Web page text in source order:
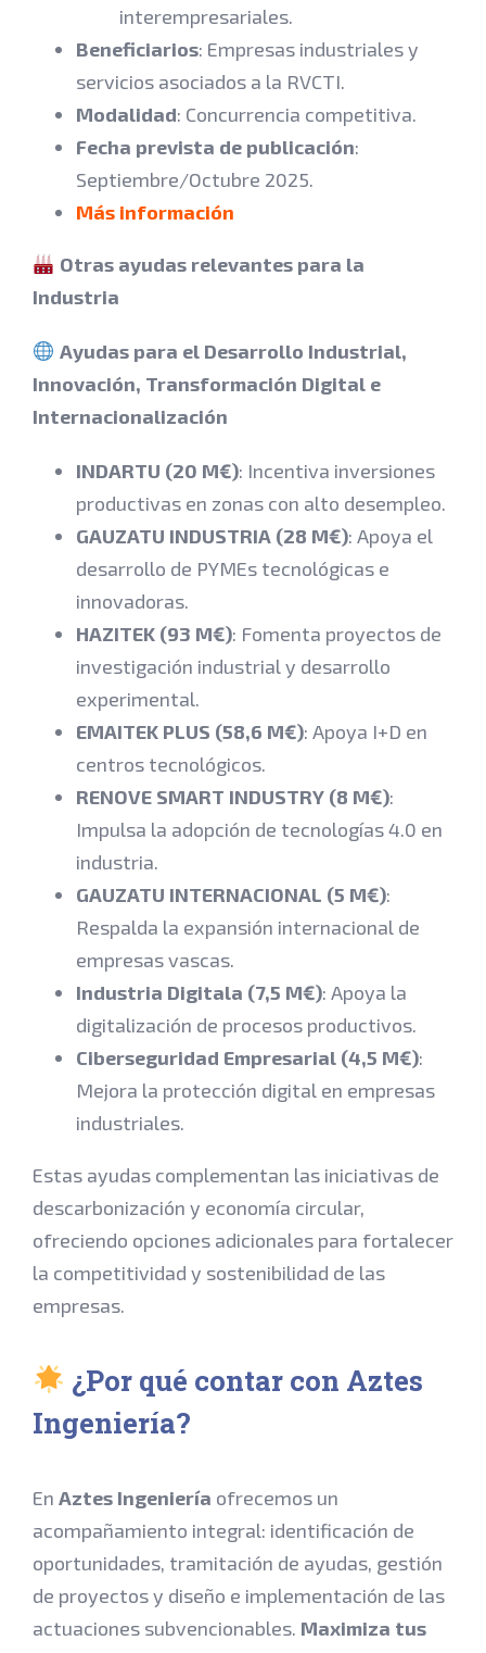
interempresariales.
Beneficiarios: Empresas industriales y
servicios asociados a la RVCTI.
Modalidad: Concurrencia competitiva.
Fecha prevista de publicación:
Septiembre/Octubre 2025.
Más información
Otras ayudas relevantes para la
Industria
Ayudas para el Desarrollo Industrial,
Innovación, Transformación Digital e
Internacionalización
INDARTU (20 M€): Incentiva inversiones
productivas en zonas con alto desempleo.
GAUZATU INDUSTRIA (28 M€): Apoya el
desarrollo de PYMEs tecnológicas e
innovadoras.
HAZITEK (93 M€): Fomenta proyectos de
investigación industrial y desarrollo
experimental.
EMAITEK PLUS (58,6 M€): Apoya I+D en
centros tecnológicos.
RENOVE SMART INDUSTRY (8 M€):
Impulsa la adopción de tecnologías 4.0 en
industria.
GAUZATU INTERNACIONAL (5 M€):
Respalda la expansión internacional de
empresas vascas.
Industria Digitala (7,5 M€): Apoya la
digitalización de procesos productivos.
Ciberseguridad Empresarial (4,5 M€):
Mejora la protección digital en empresas
industriales.
Estas ayudas complementan las iniciativas de
descarbonización y economía circular,
ofreciendo opciones adicionales para fortalecer
la competitividad y sostenibilidad de las
empresas.
¿Por qué contar con Aztes
Ingeniería?
En Aztes Ingeniería ofrecemos un
acompañamiento integral: identificación de
oportunidades, tramitación de ayudas, gestión
de proyectos y diseño e implementación de las
actuaciones subvencionables. Maximiza tus